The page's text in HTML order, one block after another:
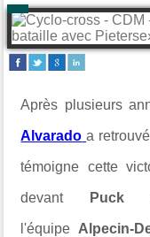
Après plusieurs
Alvarado a
témoigne cette
devant Puck
l'équipe Alpecin-